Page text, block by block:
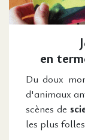
en
Du doux
d'animaux
scènes de
les plus